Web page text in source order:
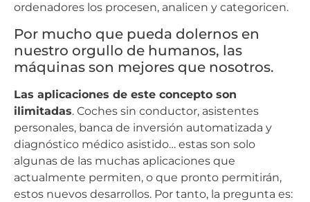
ordenadores los procesen, analicen y categoricen.
Por mucho que pueda dolernos en
nuestro orgullo de humanos, las
máquinas son mejores que nosotros.
Las aplicaciones de este concepto son
ilimitadas. Coches sin conductor, asistentes
personales, banca de inversión automatizada y
diagnóstico médico asistido… estas son solo
algunas de las muchas aplicaciones que
actualmente permiten, o que pronto permitirán,
estos nuevos desarrollos. Por tanto, la pregunta es: